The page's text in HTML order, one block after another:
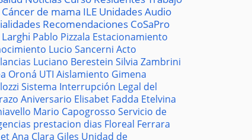
Cáncer de mama ILE UnidadesAudio
Recomendaciones CoSaPro
Pablo Pizzala Estacionamiento
Lucio Sancerni Acto
Luciano Berestein Silvia Zambrini
Oroná UTI Aislamiento Gimena
Sistema Interrupción Legal del
Aniversario Elisabet Fadda Etelvina
Mario Capogrosso Servicio de
prestacion dias Floreal Ferrara
Ana Clara Giles Unidad de